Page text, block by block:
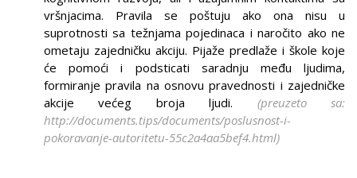
vršnjacima. Pravila se poštuju ako ona nisu u
suprotnosti sa težnjama pojedinaca i naročito ako ne
ometaju zajedničku akciju. Pijaže predlaže i škole koje
će pomoći i podsticati saradnju među ljudima,
formiranje pravila na osnovu pravednosti i zajedničke
akcije većeg broja ljudi. (preuzeto sa:
http://documents.tips/documents/poslusnost-i-
pokoravanje-autoritetu-55c2a4aa5bef4.html)